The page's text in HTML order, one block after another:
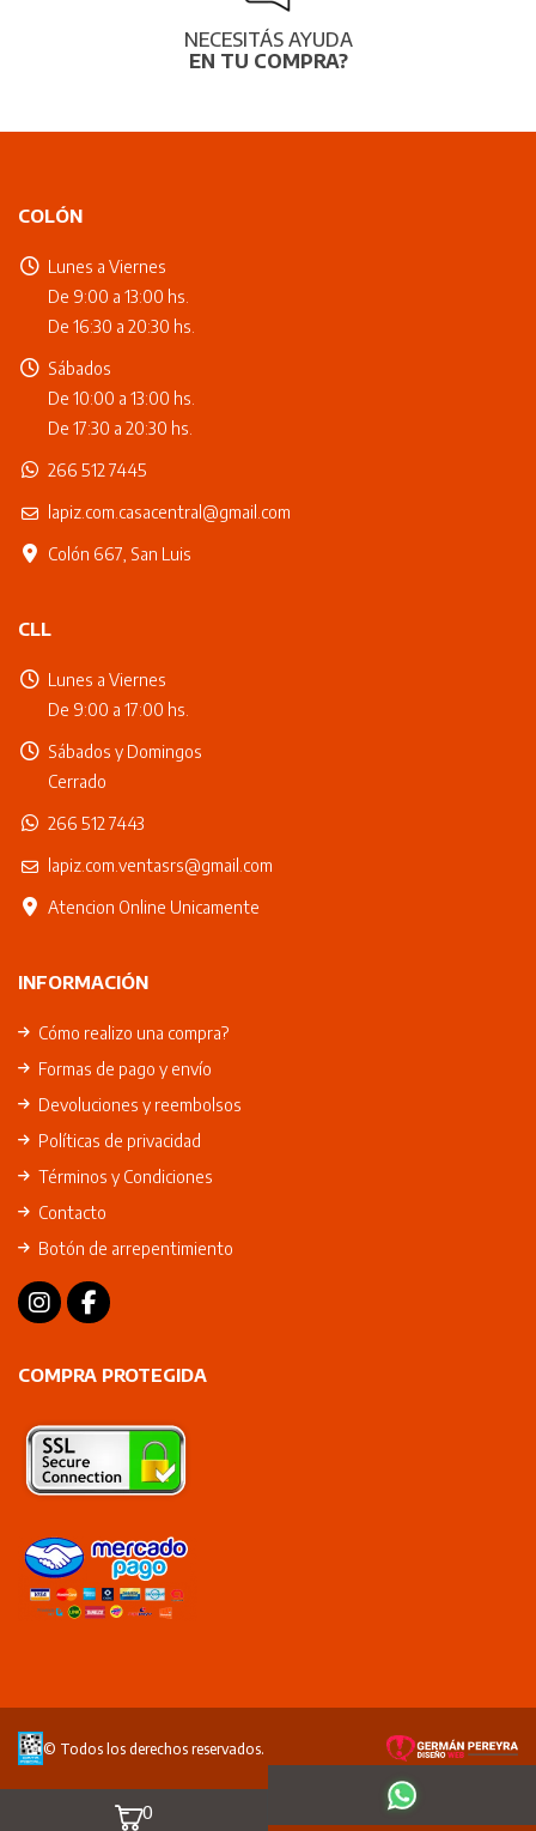
NECESITÁS AYUDA
EN TU COMPRA?
COLÓN
Lunes a Viernes
De 9:00 a 13:00 hs.
De 16:30 a 20:30 hs.
Sábados
De 10:00 a 13:00 hs.
De 17:30 a 20:30 hs.
266 512 7445
lapiz.com.casacentral@gmail.com
Colón 667, San Luis
CLL
Lunes a Viernes
De 9:00 a 17:00 hs.
Sábados y Domingos
Cerrado
266 512 7443
lapiz.com.ventasrs@gmail.com
Atencion Online Unicamente
INFORMACIÓN
Cómo realizo una compra?
Formas de pago y envío
Devoluciones y reembolsos
Políticas de privacidad
Términos y Condiciones
Contacto
Botón de arrepentimiento
COMPRA PROTEGIDA
© Todos los derechos reservados.
0